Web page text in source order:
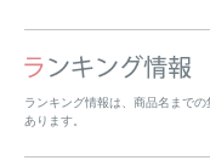
ランキング情報は、商品名まで
あります。